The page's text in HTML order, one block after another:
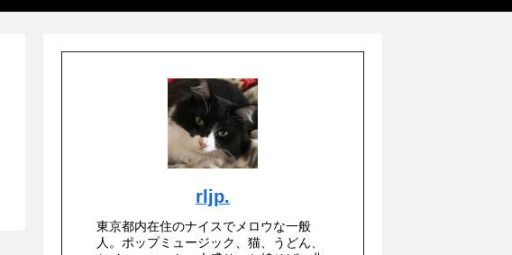
rljp.
東京都内在住のナイスでメロウな一般
人。ポップミュージック、猫、うどん、